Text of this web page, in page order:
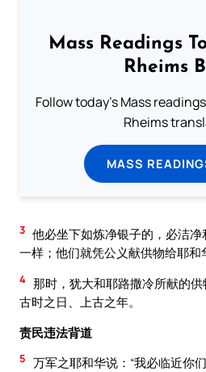
Mass Readings
Rheims
Follow today's Mass
Rheims
MASS
3 他必坐下如炼净银子的，必洁
一样；他们就凭公义献供物给耶和
4 那时，犹大和耶路撒冷所献的
古时之日、上古之年。
责民违法背道
5 万军之耶和华说：“我必临近你